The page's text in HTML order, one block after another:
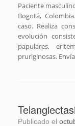
Paciente
Bogotá,
caso. Realiza
evolución
papulares,
pruriginosas.
Publicado el